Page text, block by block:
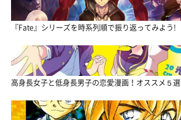
『Fate』シリーズを時系列順で振り返ってみよう!
高身長女子と低身長男子の恋愛漫画！オススメ５選